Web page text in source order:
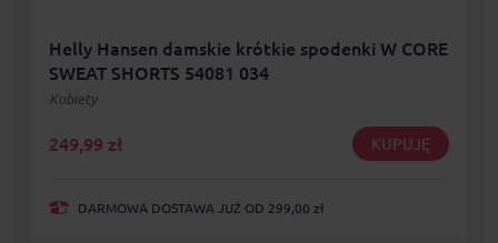
Helly Hansen damskie krótkie spodenki W CORE
SWEAT SHORTS 54081 034
Kobiety
249,99 zł KUPUJĘ
DARMOWA DOSTAWA JUŻ OD 299,00 zł